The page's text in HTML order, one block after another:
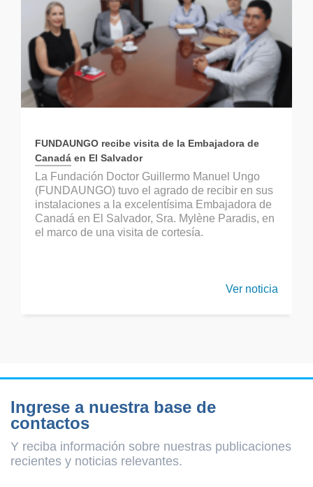
FUNDAUNGO recibe visita de la Embajadora de
Canadá en El Salvador
La Fundación Doctor Guillermo Manuel Ungo
(FUNDAUNGO) tuvo el agrado de recibir en sus
instalaciones a la excelentísima Embajadora de
Canadá en El Salvador, Sra. Mylène Paradis, en
el marco de una visita de cortesía.
Ver noticia
Ingrese a nuestra base de
contactos
Y reciba información sobre nuestras publicaciones
recientes y noticias relevantes.